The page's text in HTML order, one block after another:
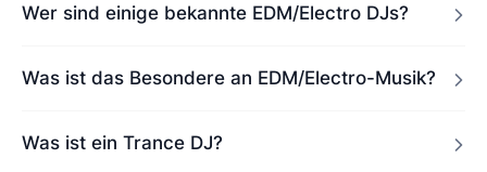
Wer sind einige bekannte EDM/Electro DJs?
Was ist das Besondere an EDM/Electro-Musik?
Was ist ein Trance DJ?